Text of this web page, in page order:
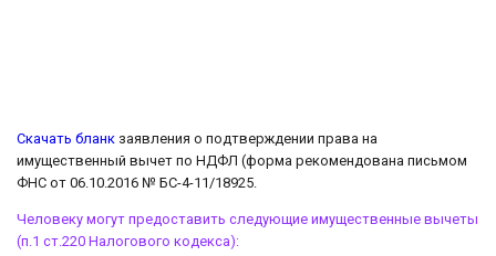
Скачать бланк заявления о подтверждении права на
имущественный вычет по НДФЛ (форма рекомендована письмом
ФНС от 06.10.2016 № БС-4-11/18925.
Человеку могут предоставить следующие имущественные вычеты
(п.1 ст.220 Налогового кодекса):